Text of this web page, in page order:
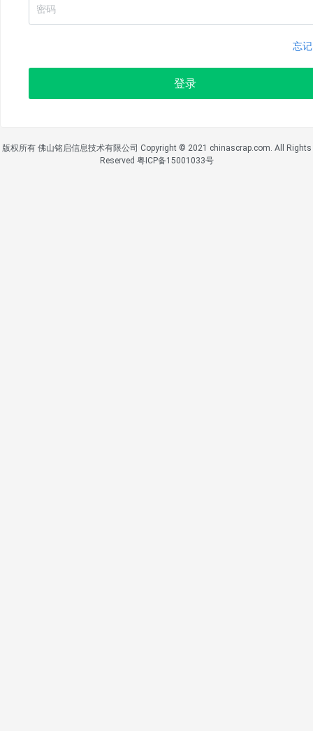
忘
登录
版权所有 佛山铭启信息技术有限公司 Copyright © 2021 chinascrap.com. All Rights
Reserved 粤ICP备15001033号